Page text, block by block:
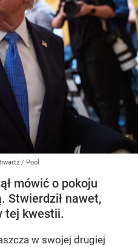
/ Pool
mówić o pokoju
Stwierdził nawet,
tej kwestii.
w swojej drugiej